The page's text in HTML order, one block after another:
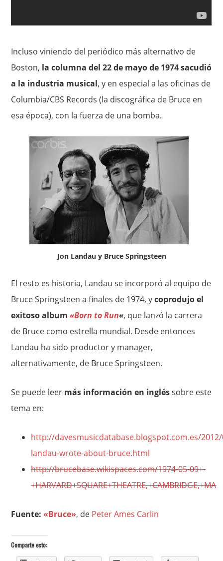
Incluso viniendo del periódico más alternativo de
Boston, la columna del 22 de mayo de 1974 sacudió
a la industria musical, y en especial a las oficinas de
Columbia/CBS Records (la discográfica de Bruce en
esa época), con la fuerza de una bomba.
Jon Landau y Bruce Springsteen
El resto es historia, Landau se incorporó al equipo de
Bruce Springsteen a finales de 1974, ycoprodujo el
exitoso album «Born to Run«, que lanzó la carrera
de Bruce como estrella mundial. Desde entonces
Landau ha sido productor y manager,
alternativamente, de Bruce Springsteen.
Se puede leer más información en ingléssobre este
tema en:
http://davesmusicdatabase.blogspot.com.es/
landau-wrote-about-bruce.html
http://brucebase.wikispaces.com/1974-05-09+-
+HARVARD+SQUARE+THEATRE,+CAMBRIDGE,+MA
Fuente: «Bruce», de Peter Ames Carlin
Comparte esto: